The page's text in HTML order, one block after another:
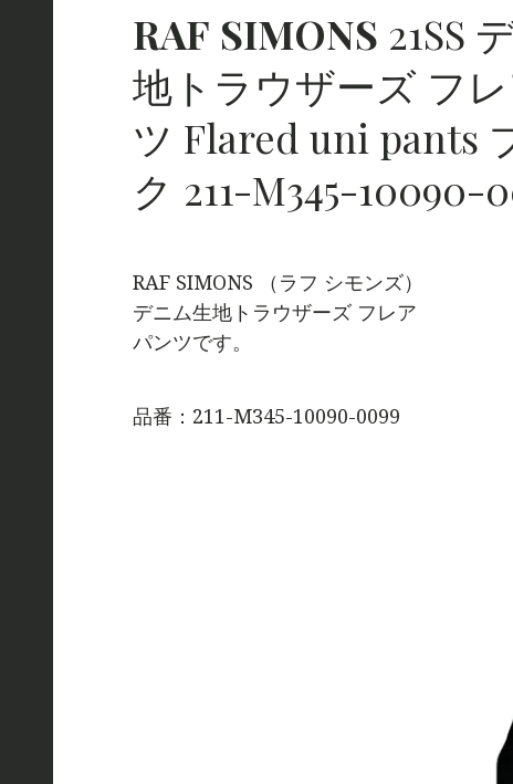
RAF SIMONS 21SS
地トラウザーズ フ
ツ Flared uni pants
ク 211-M345-10090-
RAF SIMONS （ラフ シモンズ）
デニム生地トラウザーズ フレア
パンツです。
品番：211-M345-10090-0099